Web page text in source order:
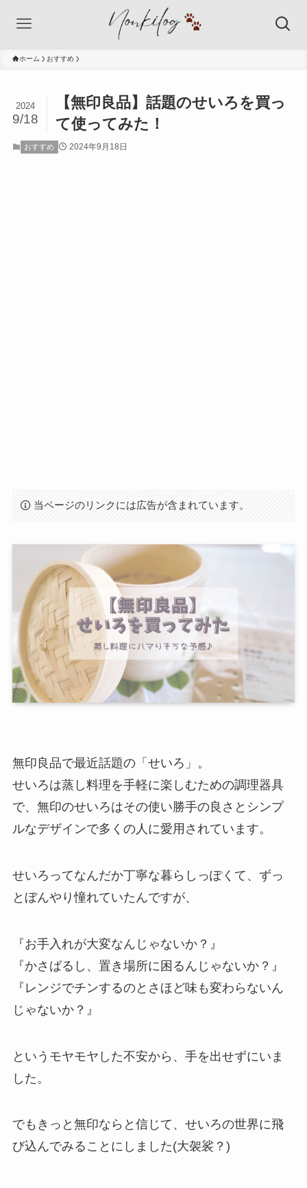
ホーム おすすめ
【無印良品】話題のせいろを買っ
て使ってみた！
2024
9/18
おすすめ 2024年9月18日
当ページのリンクには広告が含まれています。
無印良品で最近話題の「せいろ」。
せいろは蒸し料理を手軽に楽しむための調理器具
で、無印のせいろはその使い勝手の良さとシンプ
ルなデザインで多くの人に愛用されています。
せいろってなんだか丁寧な暮らしっぽくて、ずっ
とぼんやり憧れていたんですが、
『お手入れが大変なんじゃないか？』
『かさばるし、置き場所に困るんじゃないか？』
『レンジでチンするのとさほど味も変わらないん
じゃないか？』
というモヤモヤした不安から、手を出せずにいま
した。
でもきっと無印ならと信じて、せいろの世界に飛
び込んでみることにしました(大袈裟？)